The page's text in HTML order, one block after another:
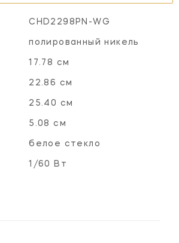
CHD2298PN-WG
полированный никель
17.78 см
22.86 см
25.40 см
5.08 см
белое стекло
1/60 Вт